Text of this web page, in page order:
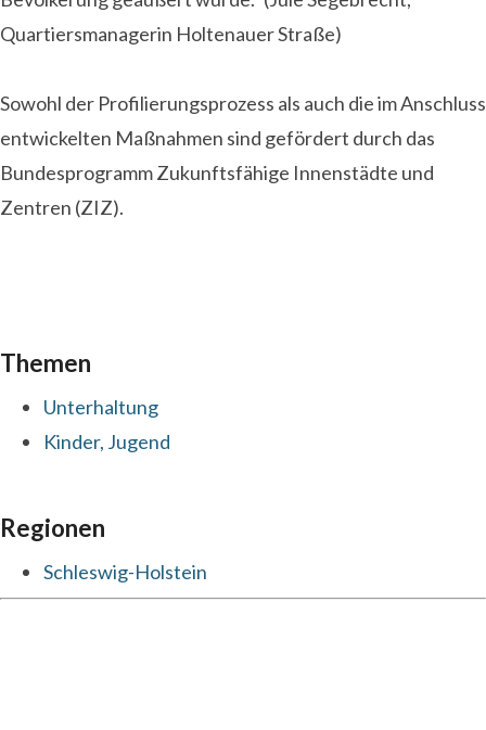
Quartiersmanagerin Holtenauer Straße)
Sowohl der Profilierungsprozess als auch die im Anschluss
entwickelten Maßnahmen sind gefördert durch das
Bundesprogramm Zukunftsfähige Innenstädte und
Zentren (ZIZ).
Themen
Unterhaltung
Kinder, Jugend
Regionen
Schleswig-Holstein